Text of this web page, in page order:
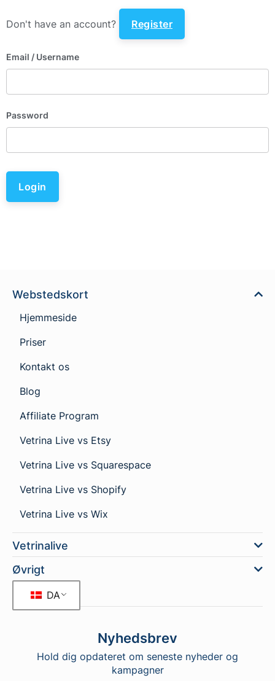
Don't have an account? Register
Email / Username
Password
Login
Webstedskort
Hjemmeside
Priser
Kontakt os
Blog
Affiliate Program
Vetrina Live vs Etsy
Vetrina Live vs Squarespace
Vetrina Live vs Shopify
Vetrina Live vs Wix
Vetrinalive
Øvrigt
DA
Nyhedsbrev
Hold dig opdateret om seneste nyheder og
kampagner